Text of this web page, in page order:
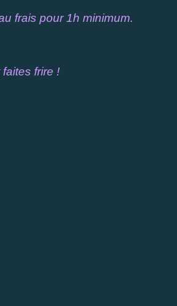
frais pour 1h minimum.
frire !